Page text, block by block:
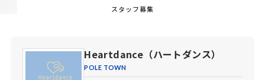
スタッフ募集
Heartdance（ハートダンス）
POLE TOWN